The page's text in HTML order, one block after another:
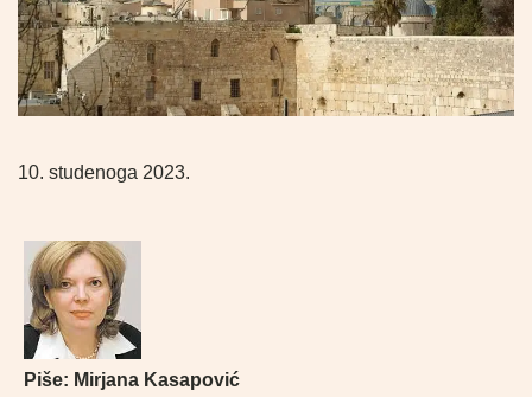
10. studenoga 2023.
Piše: Mirjana Kasapović